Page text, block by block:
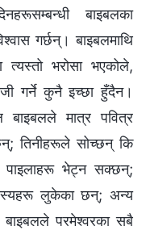
बाइबलका
गर्छन्। बाइबलमाथि
त्यस्तो भरोसा भएकोले,
गर्ने कुनै इच्छा हुँदैन।
मात्र पवित्र
तिनीहरूले सोच्छन् कि
पाइलाहरू भेट्न सक्छन्;
लुकेका छन्; अन्य
परमेश्‍वरका सबै